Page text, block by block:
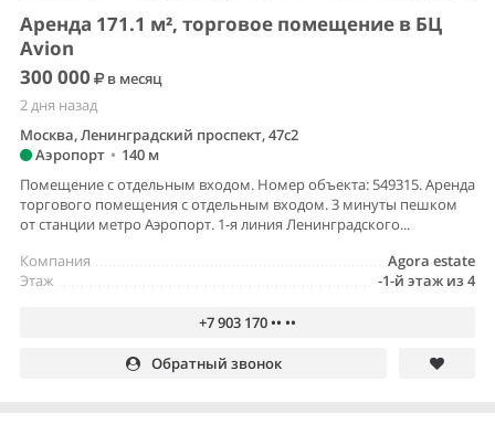
Аренда 171.1 м², торговое помещение в БЦ
Avion
300 000
в месяц
2 дня назад
Москва, Ленинградский проспект, 47с2
Аэропорт • 140 м
Помещение с отдельным входом. Номер объекта: 549315. Аренда
торгового помещения с отдельным входом. 3 минуты пешком
от станции метро Аэропорт. 1-я линия Ленинградского...
Agora estate
Компания
-1-й этаж из 4
Этаж
+7 903 170 •• ••
Обратный звонок